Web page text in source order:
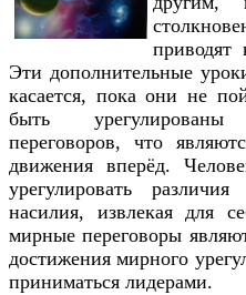
приводят
Эти дополнительные
касается, пока они не
быть
переговоров, что
движения вперёд.
урегулировать
насилия, извлекая для
мирные переговоры
достижения мирного
приниматься лидерами.